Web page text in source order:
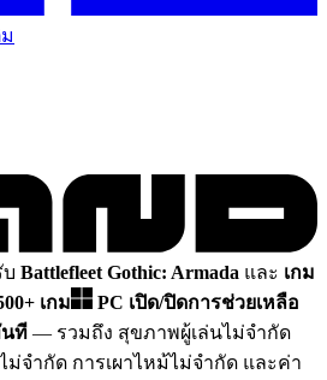
Battlefleet Gothic: Armada และ เกม
เกม
PC เปิด/ปิดการช่วยเหลือ
นที — รวมถึง สุขภาพผู้เล่นไม่จำกัด
จำกัด การเผาไหม้ไม่จำกัด และค่า